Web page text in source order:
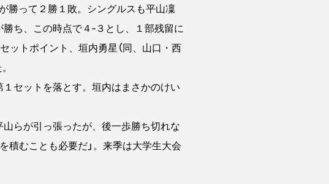
勝って２勝１敗。シングルスも平山凜
勝ち、この時点で４‐３とし、１部残留に
トポイント、垣内勇星（同、山口・西
セットを落とす。垣内はまさかのけい
らが引っ張ったが、後一歩勝ち切れな
積むことも必要だ」。来季は大学生大会